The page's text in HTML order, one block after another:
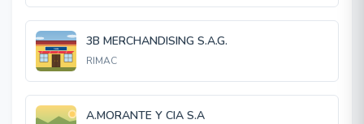
3B MERCHANDISING S.A.G.
RIMAC
A.MORANTE Y CIA S.A